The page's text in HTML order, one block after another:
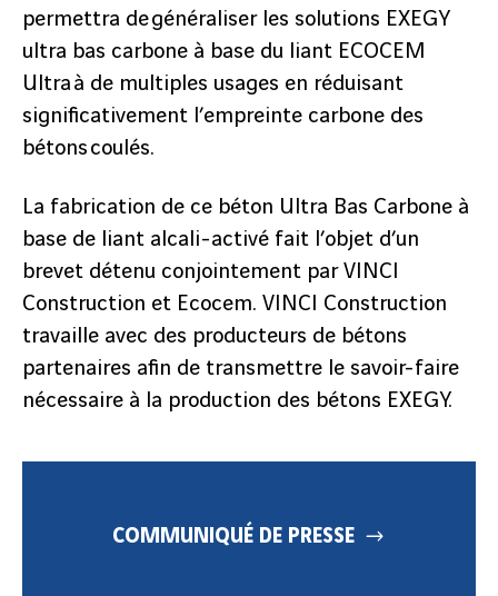
permettra de généraliser les solutions EXEGY
ultra bas carbone à base du liant ECOCEM
Ultra à de multiples usages en réduisant
significativement l’empreinte carbone des
bétons coulés.
La fabrication de ce béton Ultra Bas Carbone à
base de liant alcali-activé fait l’objet d’un
brevet détenu conjointement par VINCI
Construction et Ecocem. VINCI Construction
travaille avec des producteurs de bétons
partenaires afin de transmettre le savoir-faire
nécessaire à la production des bétons EXEGY.
COMMUNIQUÉ DE PRESSE